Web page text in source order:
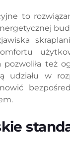
to
pozwoliła też
udziału w